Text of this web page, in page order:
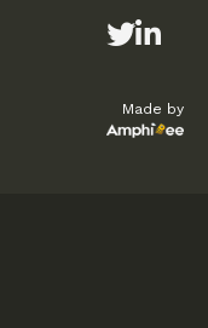
Made by